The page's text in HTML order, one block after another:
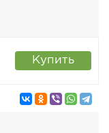
Купить